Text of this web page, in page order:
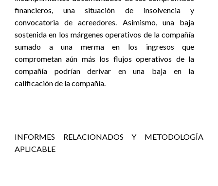
financieros, una situación de insolvencia y
convocatoria de acreedores. Asimismo, una baja
sostenida en los márgenes operativos de la compañía
sumado a una merma en los ingresos que
comprometan aún más los flujos operativos de la
compañía podrían derivar en una baja en la
calificación de la compañía.
INFORMES RELACIONADOS Y METODOLOGÍA
APLICABLE